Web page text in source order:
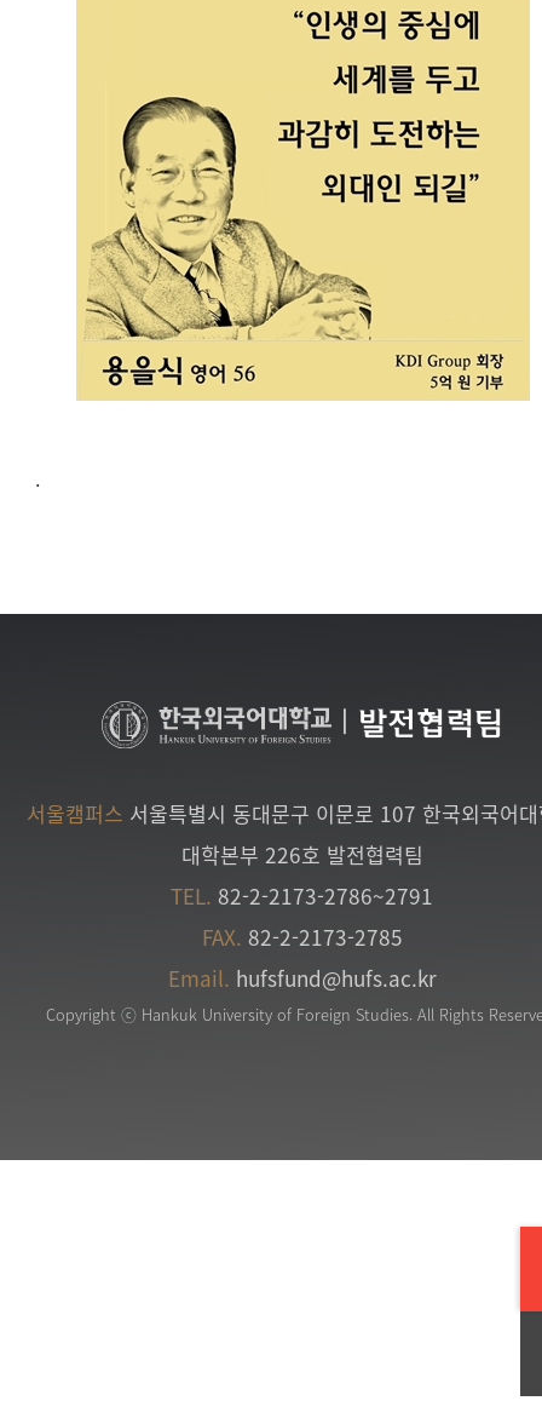
.
발전협력팀
서울캠퍼스 서울특별시 동대문구 이문로 107 한국외국어
대학본부 226호 발전협력팀
TEL. 82-2-2173-2786~2791
FAX. 82-2-2173-2785
Email. hufsfund@hufs.ac.kr
Copyright ⓒ Hankuk University of Foreign Studies. All Rights